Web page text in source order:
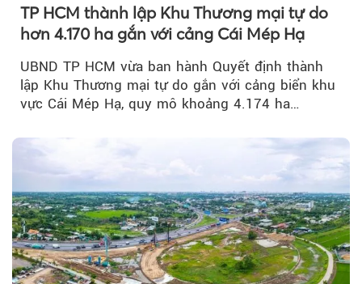
TP HCM thành lập Khu Thương mại tự do
hơn 4.170 ha gắn với cảng Cái Mép Hạ
UBND TP HCM vừa ban hành Quyết định thành
lập Khu Thương mại tự do gắn với cảng biển khu
vực Cái Mép Hạ, quy mô khoảng 4.174 ha…